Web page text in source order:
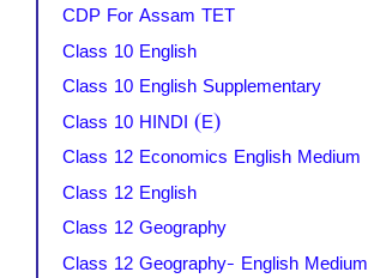
CDP For Assam TET
Class 10 English
Class 10 English Supplementary
Class 10 HINDI (E)
Class 12 Economics English Medium
Class 12 English
Class 12 Geography
Class 12 Geography- English Medium